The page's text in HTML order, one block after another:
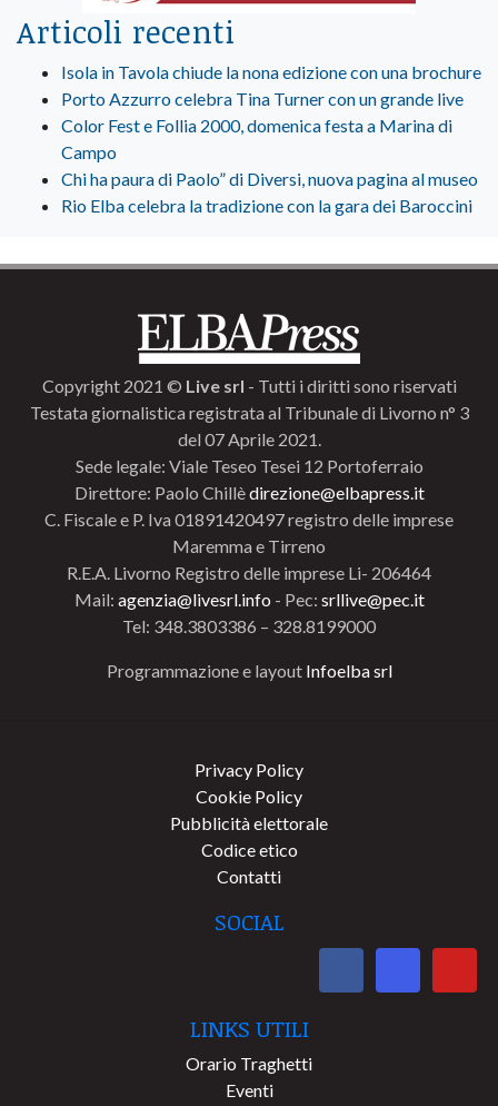
Articoli recenti
Isola in Tavola chiude la nona edizione con una brochure
Porto Azzurro celebra Tina Turner con un grande live
Color Fest e Follia 2000, domenica festa a Marina di
Campo
Chi ha paura di Paolo” di Diversi, nuova pagina al museo
Rio Elba celebra la tradizione con la gara dei Baroccini
Copyright 2021 © Live srl - Tutti i diritti sono riservati
Testata giornalistica registrata al Tribunale di Livorno n° 3
del 07 Aprile 2021.
Sede legale: Viale Teseo Tesei 12 Portoferraio
Direttore: Paolo Chillèdirezione@elbapress.it
C. Fiscale e P. Iva 01891420497 registro delle imprese
Maremma e Tirreno
R.E.A. Livorno Registro delle imprese Li- 206464
Mail: agenzia@livesrl.info - Pec: srllive@pec.it
Tel: 348.3803386 – 328.8199000
Programmazione e layout Infoelba srl
Privacy Policy
Cookie Policy
Pubblicità elettorale
Codice etico
Contatti
SOCIAL
LINKS UTILI
Orario Traghetti
Eventi